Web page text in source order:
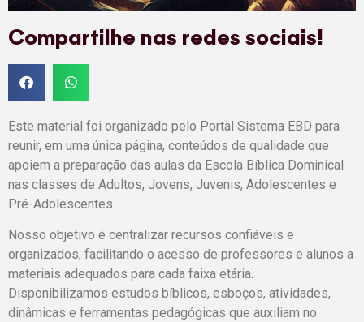
Compartilhe nas redes sociais!
Este material foi organizado pelo Portal Sistema EBD para
reunir, em uma única página, conteúdos de qualidade que
apoiem a preparação das aulas da Escola Bíblica Dominical
nas classes de Adultos, Jovens, Juvenis, Adolescentes e
Pré-Adolescentes.
Nosso objetivo é centralizar recursos confiáveis e
organizados, facilitando o acesso de professores e alunos a
materiais adequados para cada faixa etária.
Disponibilizamos estudos bíblicos, esboços, atividades,
dinâmicas e ferramentas pedagógicas que auxiliam no